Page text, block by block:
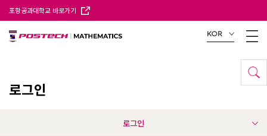
포항공과대학교 바로가기
KOR
로그인
로그인